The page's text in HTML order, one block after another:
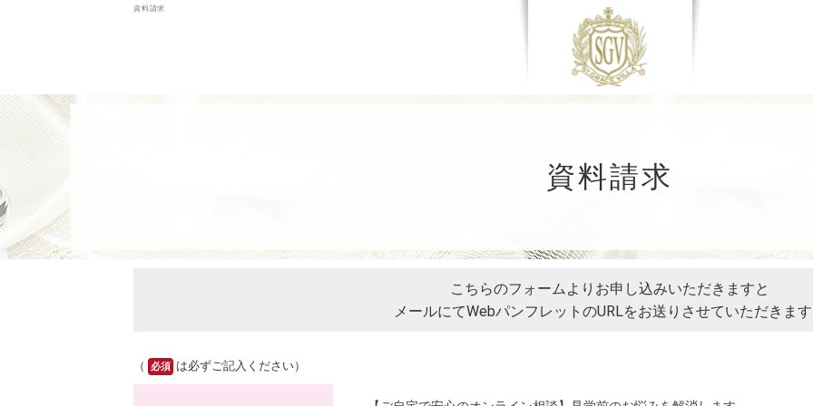
資料請求
資料請求
こちらのフォームよりお申し込みいただきますと
メールにてWebパンフレットのURLをお送りさせていただきま
（ 必須 は必ずご記入ください）